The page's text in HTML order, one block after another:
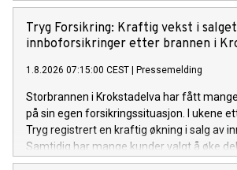
kommunikasjonsrådgiver Espen Borge i
Tryg Forsikring: Kraftig vekst i
innboforsikringer etter brannen i
1.8.2026 07:15:00 CEST | Pressemelding
Storbrannen i Krokstadelva har fått
på sin egen forsikringssituasjon. I ukene
Tryg registrert en kraftig økning i salg av
Samtidig har mange kunder valgt å øke
innboforsikringen de allerede har.